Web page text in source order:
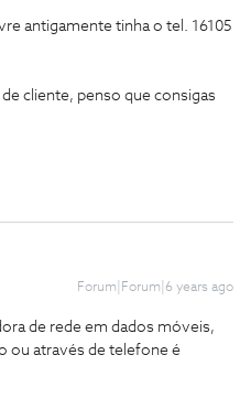
antigamente tinha o tel. 16105
cliente, penso que consigas
Forum|Forum|6 years ago
de rede em dados móveis,
ou através de telefone é